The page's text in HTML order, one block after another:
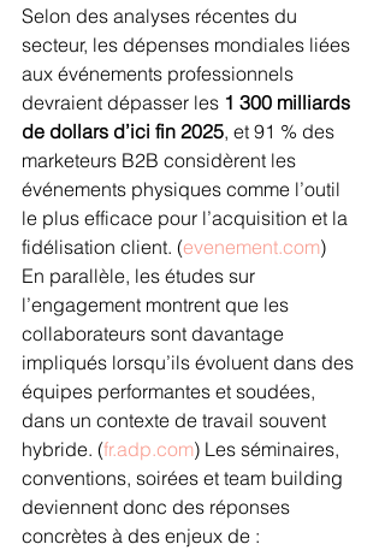
Selon des analyses récentes du
secteur, les dépenses mondiales liées
aux événements professionnels
devraient dépasser les 1 300 milliards
de dollars d’ici fin 2025, et 91 % des
marketeurs B2B considèrent les
événements physiques comme l’outil
le plus efficace pour l’acquisition et la
fidélisation client. (evenement.com)
En parallèle, les études sur
l’engagement montrent que les
collaborateurs sont davantage
impliqués lorsqu’ils évoluent dans des
équipes performantes et soudées,
dans un contexte de travail souvent
hybride. (fr.adp.com) Les séminaires,
conventions, soirées et team building
deviennent donc des réponses
concrètes à des enjeux de :